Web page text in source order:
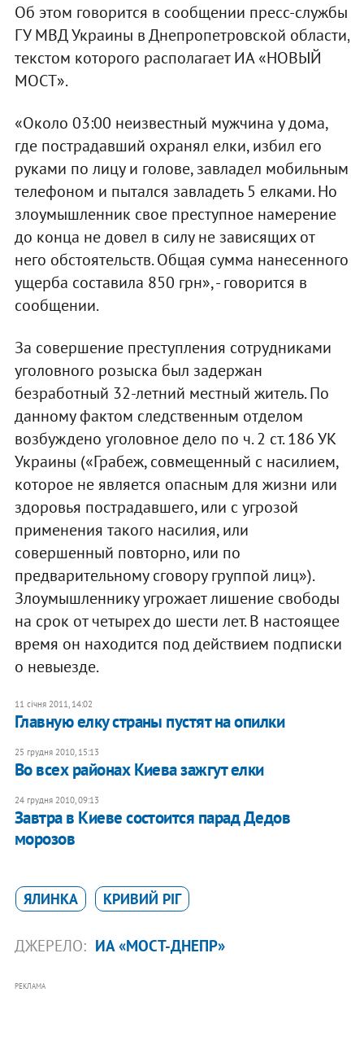
Об этом говорится в сообщении пресс-службы
ГУ МВД Украины в Днепропетровской области,
текстом которого располагает ИА «НОВЫЙ
МОСТ».
«Около 03:00 неизвестный мужчина у дома,
где пострадавший охранял елки, избил его
руками по лицу и голове, завладел мобильным
телефоном и пытался завладеть 5 елками. Но
злоумышленник свое преступное намерение
до конца не довел в силу не зависящих от
него обстоятельств. Общая сумма нанесенного
ущерба составила 850 грн», - говорится в
сообщении.
За совершение преступления сотрудниками
уголовного розыска был задержан
безработный 32-летний местный житель. По
данному фактом следственным отделом
возбуждено уголовное дело по ч. 2 ст. 186 УК
Украины («Грабеж, совмещенный с насилием,
которое не является опасным для жизни или
здоровья пострадавшего, или с угрозой
применения такого насилия, или
совершенный повторно, или по
предварительному сговору группой лиц»).
Злоумышленнику угрожает лишение свободы
на срок от четырех до шести лет. В настоящее
время он находится под действием подписки
о невыезде.
11 січня 2011, 14:02
Главную елку страны пустят на опилки
25 грудня 2010, 15:13
Во всех районах Киева зажгут елки
24 грудня 2010, 09:13
Завтра в Киеве состоится парад Дедов
морозов
ЯЛИНКА КРИВИЙ РІГ
ДЖЕРЕЛО: ИА «МОСТ-ДНЕПР»
РЕКЛАМА